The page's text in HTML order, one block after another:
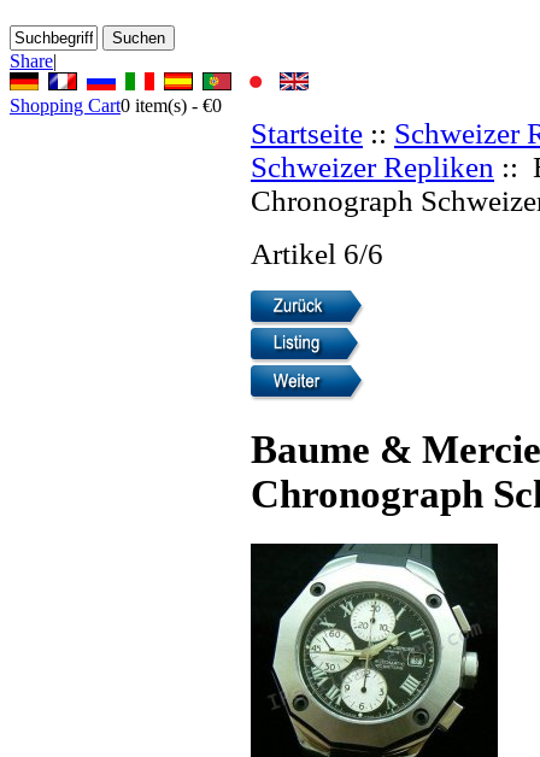
Share|
Shopping Cart0 item(s) - €0
Startseite :: Schweizer
Schweizer Repliken ::
Chronograph
Artikel 6/6
Baume &
Chronograph